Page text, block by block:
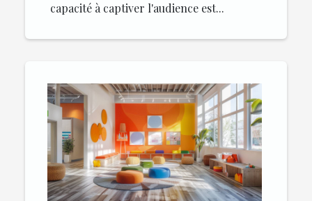
capacité à captiver l'audience est...